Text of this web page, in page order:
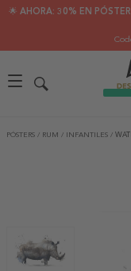
🌟 AHORA: 30% EN
PÓSTERS / RUM / INFANTILES /